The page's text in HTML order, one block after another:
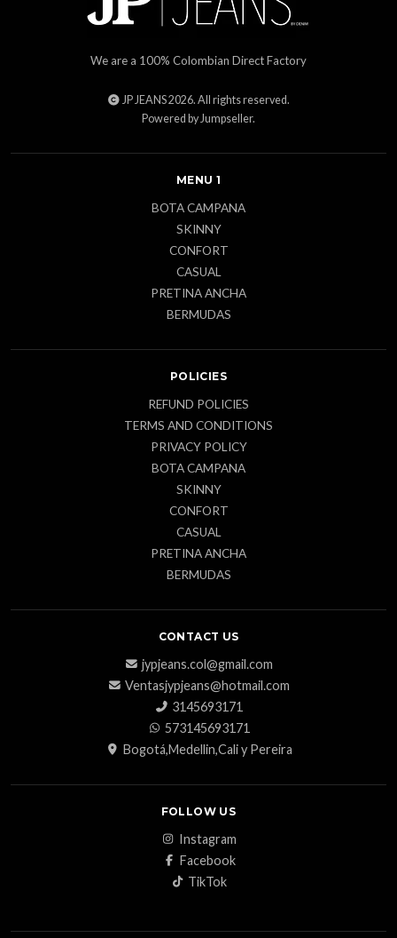
We are a 100% Colombian Direct Factory
JP JEANS 2026. All rights reserved.
Powered by Jumpseller.
MENU 1
BOTA CAMPANA
SKINNY
CONFORT
CASUAL
PRETINA ANCHA
BERMUDAS
POLICIES
REFUND POLICIES
TERMS AND CONDITIONS
PRIVACY POLICY
BOTA CAMPANA
SKINNY
CONFORT
CASUAL
PRETINA ANCHA
BERMUDAS
CONTACT US
jypjeans.col@gmail.com
Ventasjypjeans@hotmail.com
3145693171
573145693171
Bogotá,Medellin,Cali y Pereira
FOLLOW US
Instagram
Facebook
TikTok